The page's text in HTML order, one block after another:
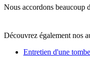
Nous accordons beaucoup
Découvrez également nos
Entretien d'une